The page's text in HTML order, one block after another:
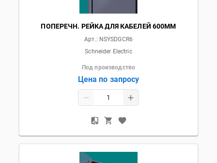
ПОПЕРЕЧН. РЕЙКА ДЛЯ КАБЕЛЕЙ 600ММ
Арт.: NSYSDGCR6
Schneider Electric
Под производство
Цена по запросу